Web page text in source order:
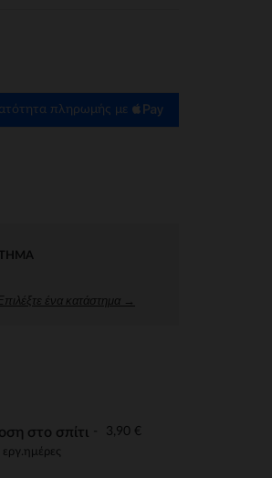
πληρωμής με
ένα κατάστημα →
στο σπίτι 3,90 €